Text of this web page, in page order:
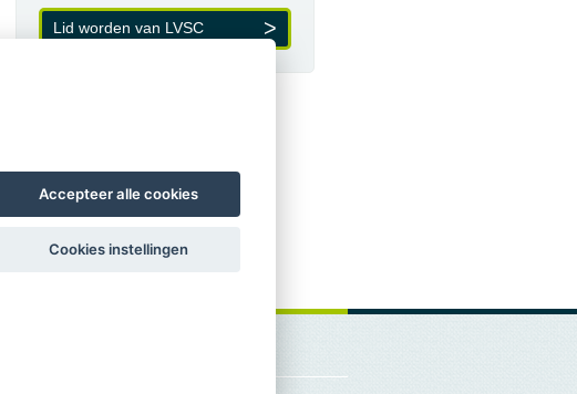
Lid worden van LVSC
Accepteer alle cookies
Cookies instellingen